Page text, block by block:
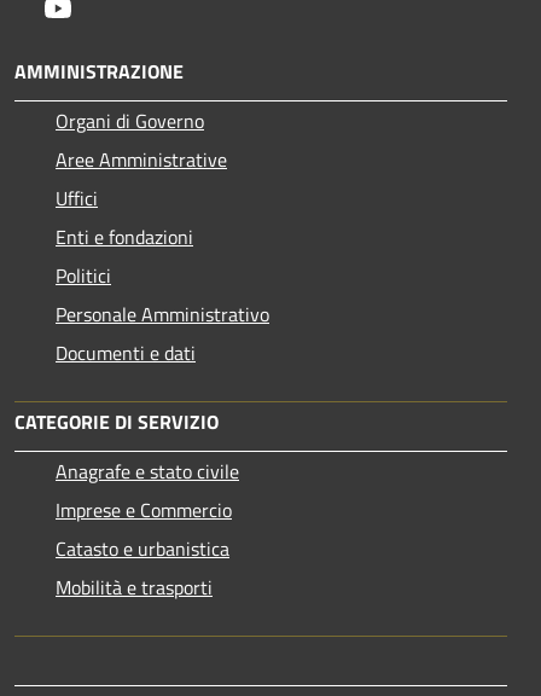
AMMINISTRAZIONE
Organi di Governo
Aree Amministrative
Uffici
Enti e fondazioni
Politici
Personale Amministrativo
Documenti e dati
CATEGORIE DI SERVIZIO
Anagrafe e stato civile
Imprese e Commercio
Catasto e urbanistica
Mobilità e trasporti